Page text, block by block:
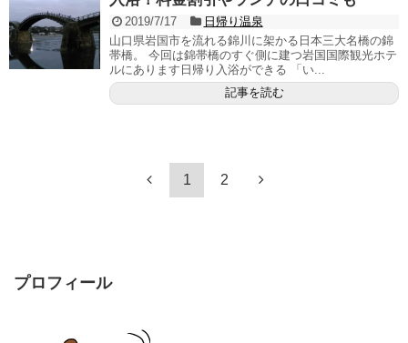
2019/7/17
日帰り温泉
山口県岩国市を流れる錦川に架かる日本三大名橋の錦
帯橋。 今回は錦帯橋のすぐ側に建つ岩国国際観光ホテ
ルにあります日帰り入浴ができる 「い...
記事を読む
1 2
プロフィール